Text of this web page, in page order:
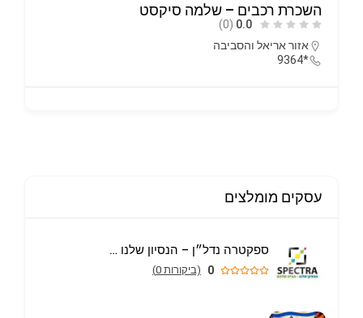
השכרת רכבים – שלמה סיקסט
0.0
(0)
אזור אריאל והסביבה
*9364
עסקים מומלצים
ספקטרה נדל״ן – הנסיון שלנו הבית שלכם
0 (ביקורות 0)